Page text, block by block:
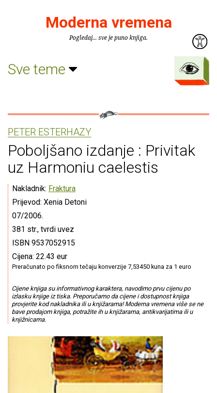
Moderna vremena
Pogledaj... sve je puno knjiga.
Sve teme
PETER ESTERHAZY
Poboljšano izdanje : Privitak
uz Harmoniu caelestis
Nakladnik: Fraktura
Prijevod: Xenia Detoni
07/2006.
381 str., tvrdi uvez
ISBN 9537052915
Cijena: 22.43 eur
Preračunato po fiksnom tečaju konverzije 7,53450 kuna za 1 euro
Cijene knjiga su informativnog karaktera, navodimo prvu cijenu po
izlasku knjige iz tiska. Preporučamo da cijene i dostupnost knjiga
provjerite kod nakladnika ili u knjižarama! Moderna vremena više se ne
bave prodajom knjiga, potražite ih u knjižarama, antikvarijatima ili u
knjižnicama.